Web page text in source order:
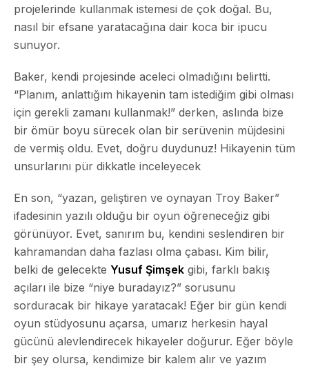
projelerinde kullanmak istemesi de çok doğal. Bu,
nasıl bir efsane yaratacağına dair koca bir ipucu
sunuyor.
Baker, kendi projesinde aceleci olmadığını belirtti.
“Planım, anlattığım hikayenin tam istediğim gibi olması
için gerekli zamanı kullanmak!” derken, aslında bize
bir ömür boyu sürecek olan bir serüvenin müjdesini
de vermiş oldu. Evet, doğru duydunuz! Hikayenin tüm
unsurlarını pür dikkatle inceleyecek
En son, “yazan, geliştiren ve oynayan Troy Baker”
ifadesinin yazılı olduğu bir oyun öğreneceğiz gibi
görünüyor. Evet, sanırım bu, kendini seslendiren bir
kahramandan daha fazlası olma çabası. Kim bilir,
belki de gelecekte Yusuf Şimşek gibi, farklı bakış
açıları ile bize “niye buradayız?” sorusunu
sorduracak bir hikaye yaratacak! Eğer bir gün kendi
oyun stüdyosunu açarsa, umarız herkesin hayal
gücünü alevlendirecek hikayeler doğurur. Eğer böyle
bir şey olursa, kendimize bir kalem alır ve yazım